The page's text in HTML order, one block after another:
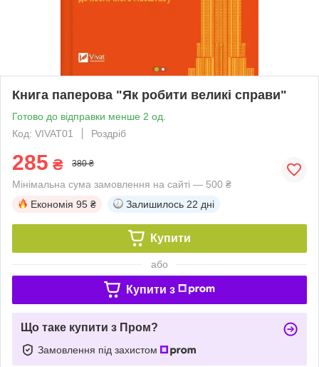
Книга паперова "Як робити великі справи"
Готово до відправки менше 2 од.
Код: VIVAT01
Роздріб
285 ₴ 380 ₴
Мінімальна сума замовлення на сайті — 500 ₴
Економія 95 ₴ Залишилось 22 дні
Купити
або
Купити з
Що таке купити з Пром?
Замовлення під захистом